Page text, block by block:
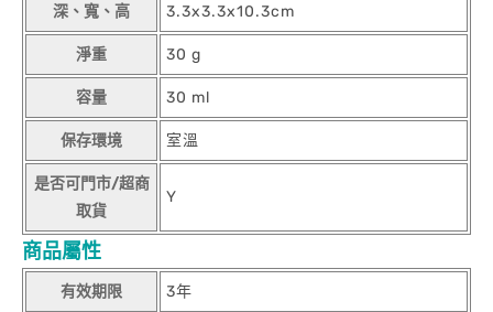
深、寬、高 3.3x3.3x10.3cm
淨重 30 g
容量 30 ml
保存環境 室溫
是否可門市/超商
取貨
Y
商品屬性
有效期限 3年